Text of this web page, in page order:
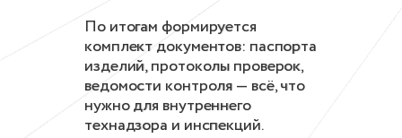
По итогам формируется
комплект документов: паспорта
изделий, протоколы проверок,
ведомости контроля — всё, что
нужно для внутреннего
технадзора и инспекций.